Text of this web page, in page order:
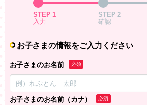
STEP 1
入力
STEP 2
確認
お子さまの情報をご入力ください
お子さまのお名前 必須
お子さまのお名前（カナ） 必須